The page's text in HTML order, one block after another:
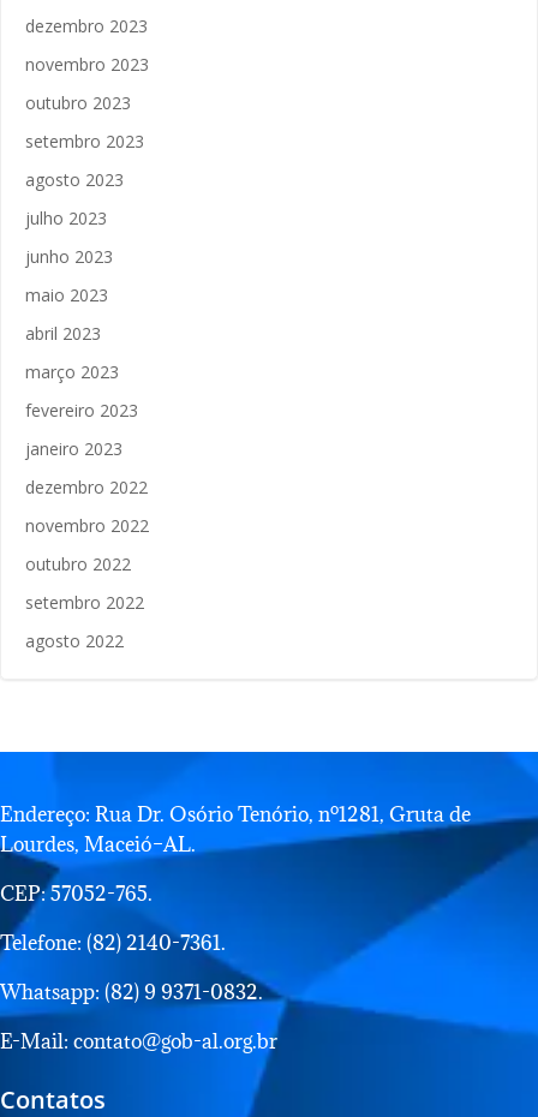
dezembro 2023
novembro 2023
outubro 2023
setembro 2023
agosto 2023
julho 2023
junho 2023
maio 2023
abril 2023
março 2023
fevereiro 2023
janeiro 2023
dezembro 2022
novembro 2022
outubro 2022
setembro 2022
agosto 2022
Endereço: Rua Dr. Osório Tenório, nº1281, Gruta de
Lourdes, Maceió–AL.
CEP: 57052-765.
Telefone: (82) 2140-7361.
Whatsapp: (82) 9 9371-0832.
E-Mail: contato@gob-al.org.br
Contatos